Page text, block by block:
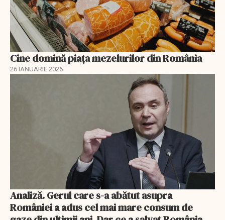
Cine domină piața mezelurilor din România
26 IANUARIE 2026
Analiză. Gerul care s-a abătut asupra
României a adus cel mai mare consum de